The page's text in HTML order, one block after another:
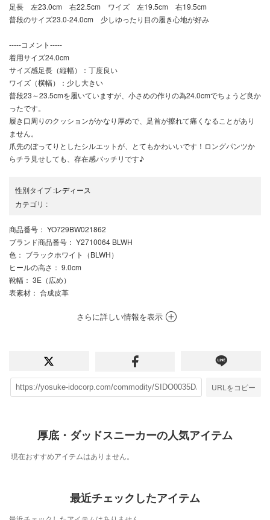
足長 左23.0cm 右22.5cm ワイズ 左19.5cm 右19.5cm
普段のサイズ23.0-24.0cm 少しゆったり目の履き心地が好み
-----コメント-----
着用サイズ24.0cm
サイズ感足長（縦幅）：丁度良い
ワイズ（横幅）：少し大きい
普段23～23.5cmを履いていますが、小さめの作りの為24.0cmでちょうど良か
ったです。
履き口周りのクッションがかなり厚めで、足首が擦れて痛くなることがあり
ません。
爪先のぽってりとしたシルエットが、とてもかわいいです！ロングパンツか
らチラ見せしても、存在感バッチリです♪
性別タイプ:レディース
カテゴリ :
商品番号 ： YO729BW021862
ブランド商品番号 ： Y2710064 BLWH
色 ： ブラックホワイト（BLWH）
ヒールの高さ ： 9.0cm
靴幅 ： 3E（広め）
表素材 ： 合成皮革
さらに詳しい情報を表示
URLをコピー
厚底・ダッドスニーカーの人気アイテム
現在おすすめアイテムはありません。
最近チェックしたアイテム